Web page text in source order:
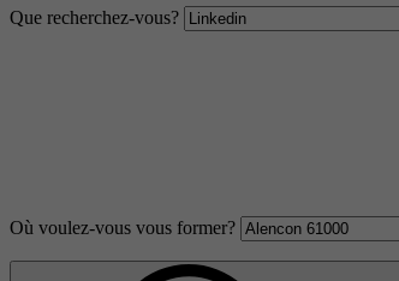
Que recherchez-vous?
Où voulez-vous vous former?